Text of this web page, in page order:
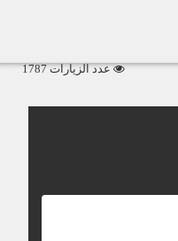
عدد الزيارات 1787